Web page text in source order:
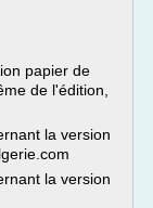
papier de
de l'édition,
la version
la version